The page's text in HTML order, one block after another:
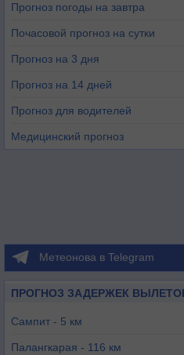
Прогноз погоды на завтра
Почасовой прогноз на сутки
Прогноз на 3 дня
Прогноз на 14 дней
Прогноз для водителей
Медицинский прогноз
Метеонова в Telegram
ПРОГНОЗ ЗАДЕРЖЕК
Сампит - 5 км
Палангкарая - 116 км